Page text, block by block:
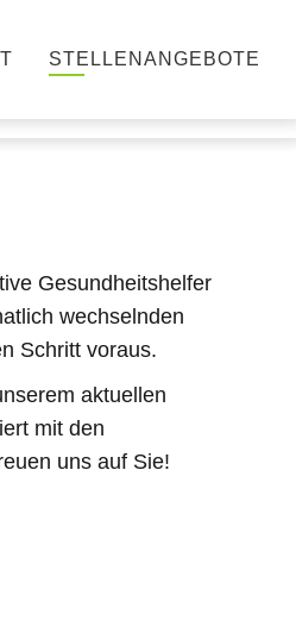
STELLENANGEBOTE
Gesundheitshelfer
wechselnden
Schritt voraus.
aktuellen
mit den
uns auf Sie!